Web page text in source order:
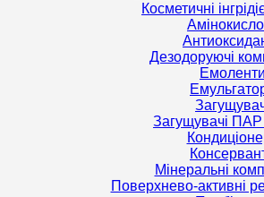
Косметичні
Дезодоруючі
Емоленти
Загущувачі ПАР
Мінеральні
Поверхнево-активні